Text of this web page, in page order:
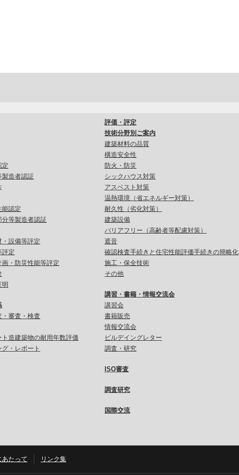
定
製造者認証
能認定
分等製造者認証
設備等評定
評定
画・防災性能等評定
審査・検査
造建築物の耐用年数評価
・レポート
評価・評定
技術分野別ご案内
建築材料の品質
構造安全性
防火・防災
シックハウス対策
アスベスト対策
温熱環境（省エネルギー対策）
耐久性（劣化対策）
建築設備
バリアフリー（高齢者等配慮対策）
遮音
確認検査手続きと住宅性能評価手続きの簡略化
施工・保全技術
その他
講習・書籍・情報交流会
講習会
書籍販売
情報交流会
ビルデイングレター
調査・研究
ISO審査
調査研究
国際交流
あたって リンク集